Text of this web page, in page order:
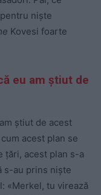
niște
Kovesi foarte
eu am știut de
știut de acest
acest plan se
țări, acest plan s-a
s-au prins niște
«Merkel, tu virează